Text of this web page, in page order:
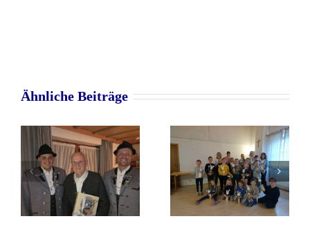
Ähnliche Beiträge
Osterbasteln
Faschingskranzerl
2026